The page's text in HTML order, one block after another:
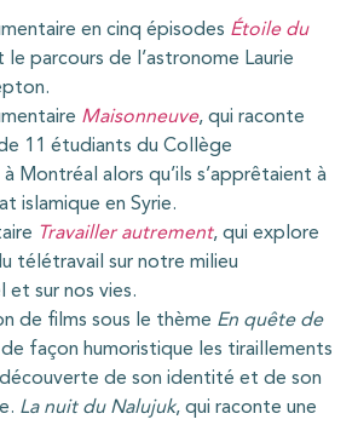
en cinq épisodes Étoile du
le parcours de l’astronome Laurie
Maisonneuve, qui raconte
11 étudiants du Collège
à Montréal alors qu’ils s’apprêtaient à
islamique en Syrie.
Travailler autrement, qui explore
télétravail sur notre milieu
et sur nos vies.
de films sous le thème En quête de
façon humoristique les tiraillements
de son identité et de son
La nuit du Nalujuk, qui raconte une